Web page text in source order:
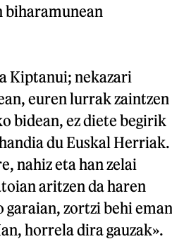
biharamunean
Kiptanui; nekazari
euren lurrak zaintzen
bidean, ez diete begirik
du Euskal Herriak.
nahiz eta han zelai
aritzen da haren
garaian, zortzi behi eman
horrela dira gauzak».